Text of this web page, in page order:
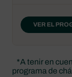
VER EL
*A tenir en
programa de